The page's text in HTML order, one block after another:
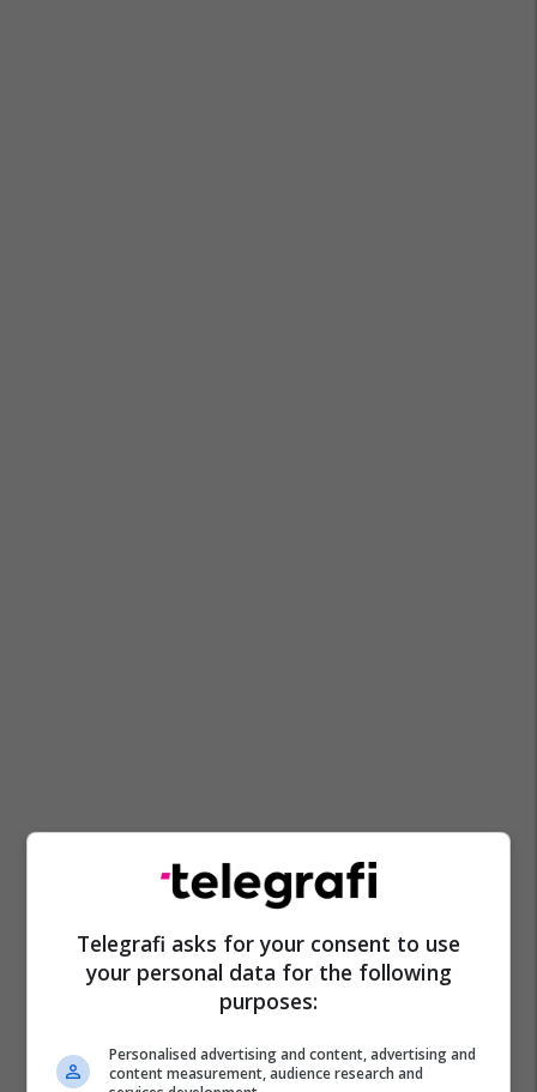
Telegrafi asks for your consent to use
your personal data for the following
purposes:
Personalised advertising and content, advertising and
content measurement, audience research and